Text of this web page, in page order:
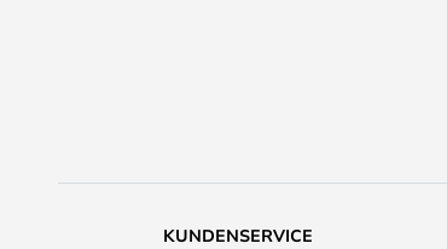
KUNDENSERVICE